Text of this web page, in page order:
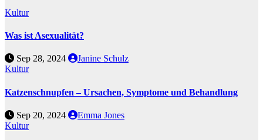
Kultur
Was ist Asexualität?
Sep 28, 2024
Janine Schulz
Kultur
Katzenschnupfen – Ursachen, Symptome und Behandlung
Sep 20, 2024
Emma Jones
Kultur